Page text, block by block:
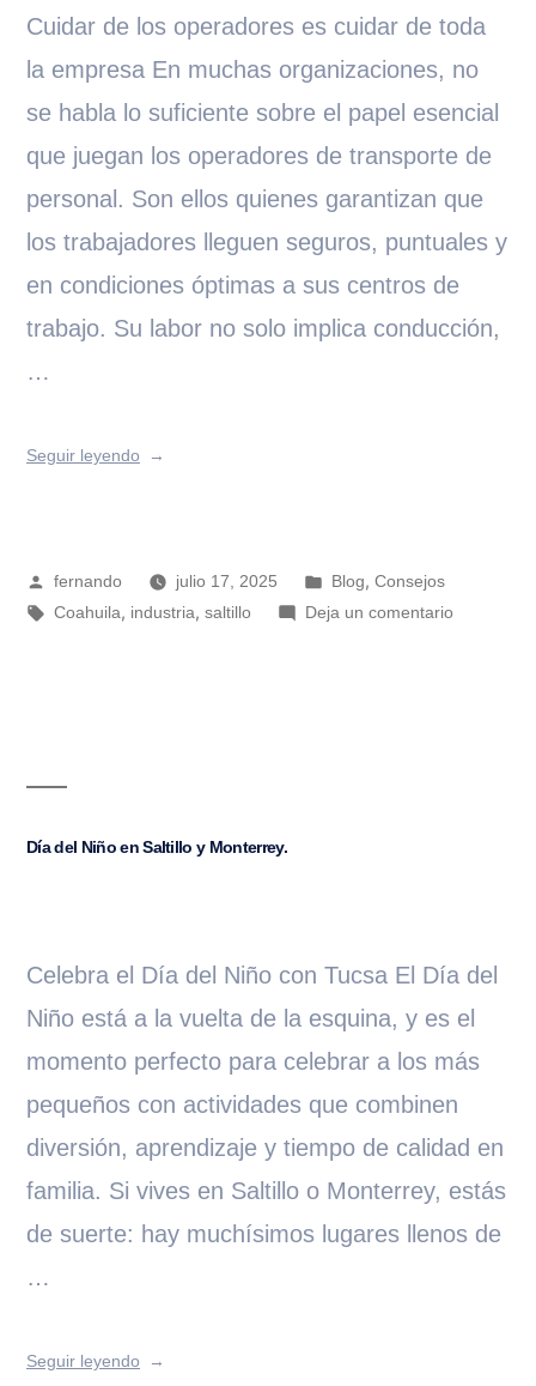
Cuidar de los operadores es cuidar de toda
la empresa En muchas organizaciones, no
se habla lo suficiente sobre el papel esencial
que juegan los operadores de transporte de
personal. Son ellos quienes garantizan que
los trabajadores lleguen seguros, puntuales y
en condiciones óptimas a sus centros de
trabajo. Su labor no solo implica conducción,
…
Seguir leyendo
fernando julio 17, 2025 Blog,Consejos
Coahuila, industria,saltillo Deja un comentario
Día del Niño en Saltillo y Monterrey.
Celebra el Día del Niño con Tucsa El Día del
Niño está a la vuelta de la esquina, y es el
momento perfecto para celebrar a los más
pequeños con actividades que combinen
diversión, aprendizaje y tiempo de calidad en
familia. Si vives en Saltillo o Monterrey, estás
de suerte: hay muchísimos lugares llenos de
…
Seguir leyendo